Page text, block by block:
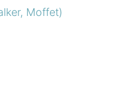
Moffet)